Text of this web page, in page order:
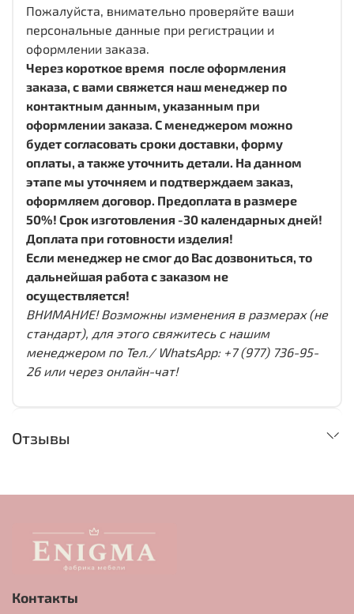
Пожалуйста, внимательно проверяйте ваши
персональные данные при регистрации и
оформлении заказа.
Через короткое время после оформления
заказа, с вами свяжется наш менеджер по
контактным данным, указанным при
оформлении заказа. С менеджером можно
будет согласовать сроки доставки, форму
оплаты, а также уточнить детали. На данном
этапе мы уточняем и подтверждаем заказ,
оформляем договор. Предоплата в размере
50%! Срок изготовления -30 календарных дней!
Доплата при готовности изделия!
Если менеджер не смог до Вас дозвониться, то
дальнейшая работа с заказом не
осуществляется!
ВНИМАНИЕ! Возможны изменения в размерах (не
стандарт), для этого свяжитесь с нашим
менеджером по Тел./ WhatsApp: +7 (977) 736-95-
26 или через онлайн-чат!
Отзывы
Контакты